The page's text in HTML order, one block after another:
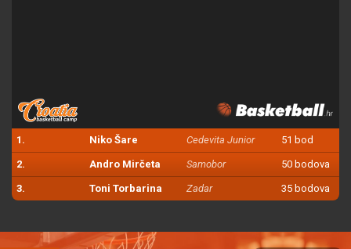
1. Niko Šare Cedevita Junior 51 bod
2. Andro Mirčeta Samobor 50 bodova
3. Toni Torbarina Zadar 35 bodova